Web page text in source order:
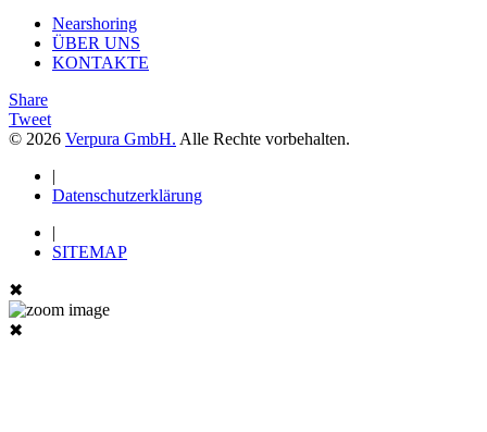
Nearshoring
ÜBER UNS
KONTAKTE
Share
Tweet
© 2026 Verpura GmbH. Alle Rechte vorbehalten.
|
Datenschutzerklärung
|
SITEMAP
✖
✖